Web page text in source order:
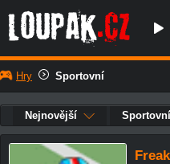
Hry Sportovní
Nejnovější